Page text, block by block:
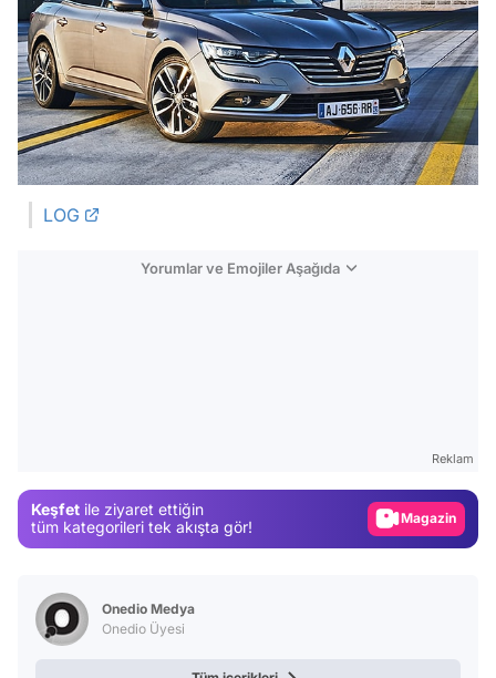
LOG
Yorumlar ve Emojiler Aşağıda
Reklam
Keşfet ile ziyaret ettiğin
tüm kategorileri tek akışta gör!
Magazin
Onedio Medya
Onedio Üyesi